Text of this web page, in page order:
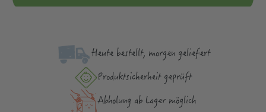
Heute bestellt, morgen geliefert
Produktsicher­heit geprüft
Abholung ab Lager möglich